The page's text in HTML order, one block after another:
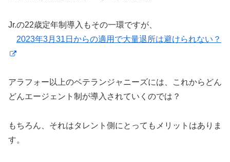
Jr.の22歳定年制導入もその一環ですが、
2023年3月31日からの適用で大量退所は避けられない？
アラフォー以上のベテランジャニーズには、これからどん
どんエージェント制が導入されていくのでは？
もちろん、それはタレント側にとってもメリットはありま
す。